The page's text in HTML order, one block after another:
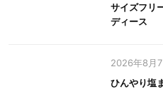
サイズフリ
ディース
2026年8月7
ひんやり塩